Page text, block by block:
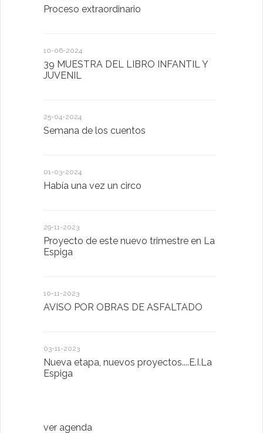
Proceso extraordinario
10-06-2024
39 MUESTRA DEL LIBRO INFANTIL Y
JUVENIL
25-04-2024
Semana de los cuentos
01-03-2024
Había una vez un circo
29-11-2023
Proyecto de este nuevo trimestre en La
Espiga
10-11-2023
AVISO POR OBRAS DE ASFALTADO
03-11-2023
Nueva etapa, nuevos proyectos....E.I.La
Espiga
ver agenda